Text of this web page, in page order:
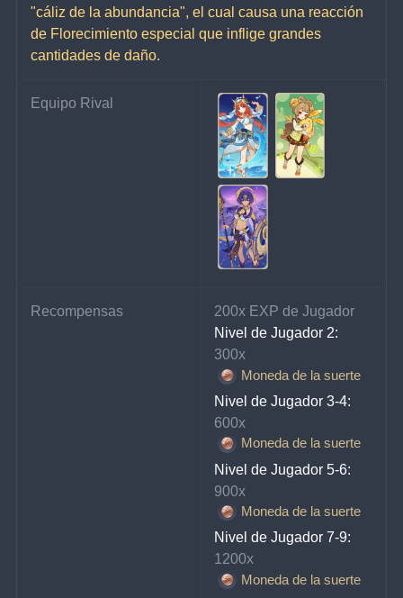
"cáliz de la abundancia", el cual causa una reacción
de Florecimiento especial que inflige grandes
cantidades de daño.
Equipo Rival
Recompensas
200x EXP de Jugador
Nivel de Jugador 2:
300x
Moneda de la suerte
Nivel de Jugador 3-4:
600x
Moneda de la suerte
Nivel de Jugador 5-6:
900x
Moneda de la suerte
Nivel de Jugador 7-9:
1200x
Moneda de la suerte